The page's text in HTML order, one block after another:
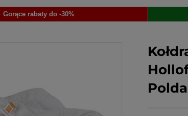
Gorące rabaty do -30%